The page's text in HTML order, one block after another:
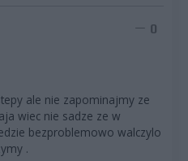
0
ale nie zapominajmy ze
wiec nie sadze ze w
bezproblemowo walczylo
.